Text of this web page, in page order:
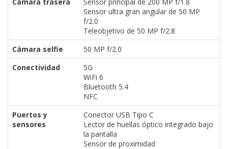
Sensor ultra gran angular de 50 MP
f/2.0
Teleobjetivo de 50 MP f/2.8
Cámara selfie
50 MP f/2.0
Conectividad
5G
WiFi 6
Bluetooth 5.4
NFC
Puertos y
sensores
Conector USB Tipo C
Lector de huellas óptico integrado bajo
la pantalla
Sensor de proximidad